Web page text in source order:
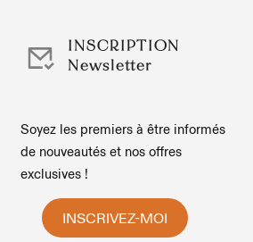
INSCRIPTION
Newsletter
Soyez les premiers à être informés
de nouveautés et nos offres
exclusives !
INSCRIVEZ-MOI